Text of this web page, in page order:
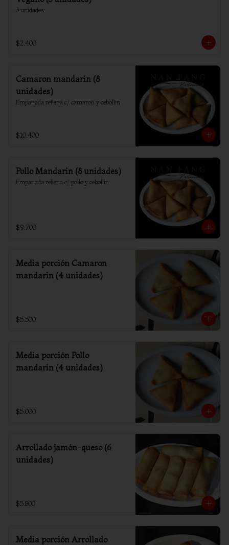
3 unidades
$2.400
Camaron mandarin (8
unidades)
Empanada rellena c/ camaron y cebollin
$10.400
Pollo Mandarin (8 unidades)
Empanada rellena c/ pollo y cebollin
$9.700
Media porción Camaron
mandarin (4 unidades)
$5.500
Media porción Pollo
mandarin (4 unidades)
$5.000
Arrollado jamón-queso (6
unidades)
$5.800
Media porción Arrollado